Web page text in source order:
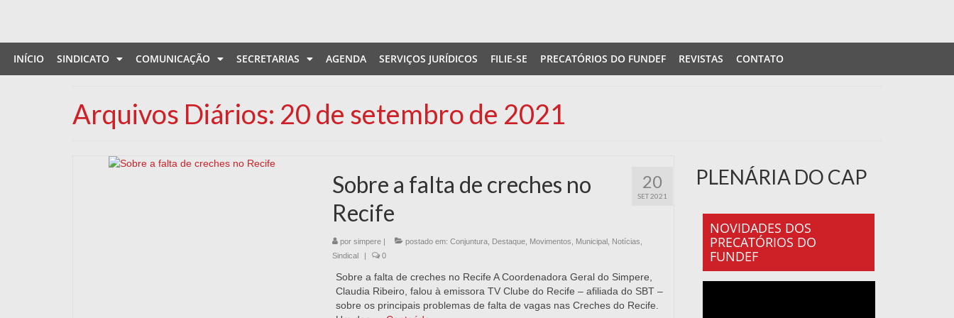
INÍCIO SINDICATO COMUNICAÇÃO SECRETARIAS AGENDA SERVIÇOS JURÍDICOS FILIE-SE PRECATÓRIOS DO FUNDEF REVISTAS CONTATO
Arquivos Diários: 20 de setembro de 2021
20
SET 2021
Sobre a falta de creches no
Recife
por simpere| postado em: Conjuntura, Destaque, Movimentos Municipal, Notícias
Sindical
| 0
Sobre a falta de creches no Recife A Coordenadora Geral do Simpere,
Claudia Ribeiro, falou à emissora TV Clube do Recife – afiliada do SBT –
sobre os principais problemas de falta de vagas nas Creches do Recife.
PLENÁRIA DO CAP
NOVIDADES DOS
PRECATÓRIOS DO
FUNDEF